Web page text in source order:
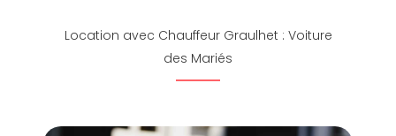
Location avec Chauffeur Graulhet : Voiture
des Mariés